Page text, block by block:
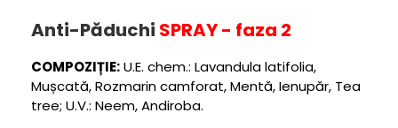
Anti-Păduchi SPRAY - faza 2
COMPOZIȚIE:U.E. chem.: Lavandula latifolia,
Mușcată, Rozmarin camforat, Mentă, Ienupăr, Tea
tree; U.V.: Neem, Andiroba.